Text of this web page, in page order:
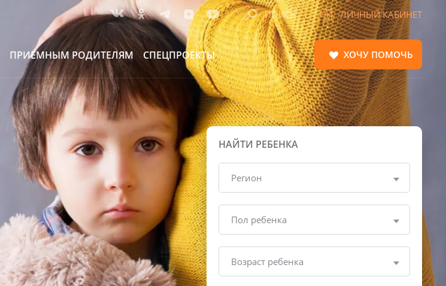
ПРИЕМНЫМ РОДИТЕЛЯМ СПЕЦПРОЕКТЫ
ПОИСК ЛИЧНЫЙ КАБИНЕТ
ХОЧУ ПОМОЧЬ
НАЙТИ РЕБЕНКА
Регион
Пол ребенка
Возраст ребенка